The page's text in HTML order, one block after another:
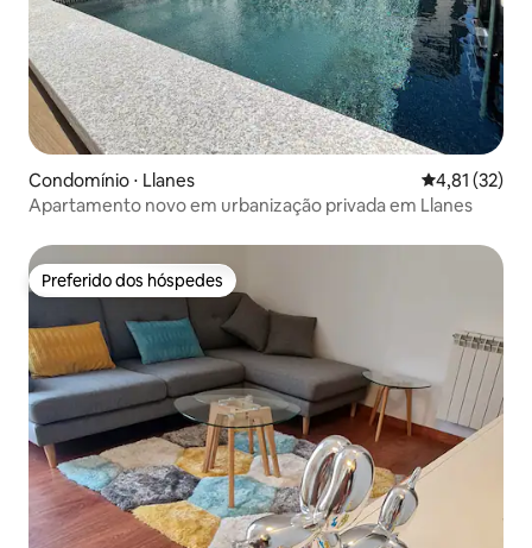
Condomínio ⋅ Llanes 4,81 de uma
4,81 (32)
Apartamento novo em urbanização privada em Llanes
Preferido dos hóspedes
Preferido dos hóspedes